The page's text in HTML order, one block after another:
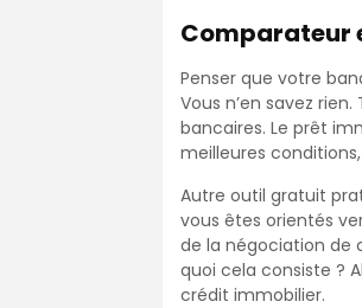
Comparateur
Penser que votre
Vous n’en savez
bancaires. Le prêt
meilleures
Autre outil gratuit
vous êtes orientés
de la négociation de
quoi cela consiste ?
crédit immobilier.